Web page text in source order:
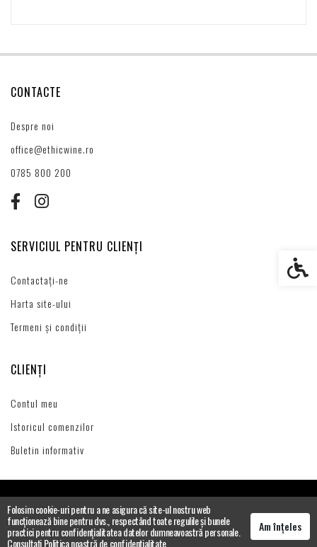
Folosim cookie-uri pentru a ne asigura că site-ul nostru web
funcționează bine pentru dvs., respectând toate regulile și bunele
practici pentru confidențialitatea datelor dumneavoastră personale.
Consultați Politica noastră de confidențialitate
Am înțeles
CONTACTE
Despre noi
office@ethicwine.ro
0785 800 200
SERVICIUL PENTRU CLIENȚI
Contactați-ne
Harta site-ului
Termeni și condiții
CLIENȚI
Contul meu
Istoricul comenzilor
Buletin informativ
Setări